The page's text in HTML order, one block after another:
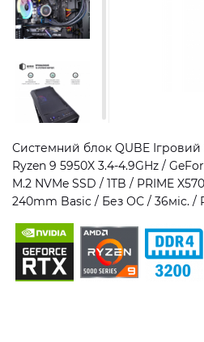
Системний блок QUBE Ігровий
Ryzen 9 5950X 3.4-4.9GHz /
M.2 NVMe SSD / 1TB / PRIME
240mm Basic / Без ОС / 36міс. /